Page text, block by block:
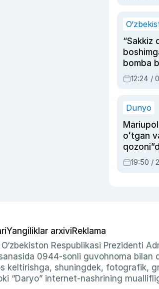
“Sakkiz
bomba
12:24 /
Dunyo
oʻtgan
armiyasi
19:50 /
Yangiliklar arxiviReklama
Respublikasi Prezidenti
0944-sonli guvohnoma bilan
keltirishga, shuningdek, fotografik,
“Daryo” internet-nashrining